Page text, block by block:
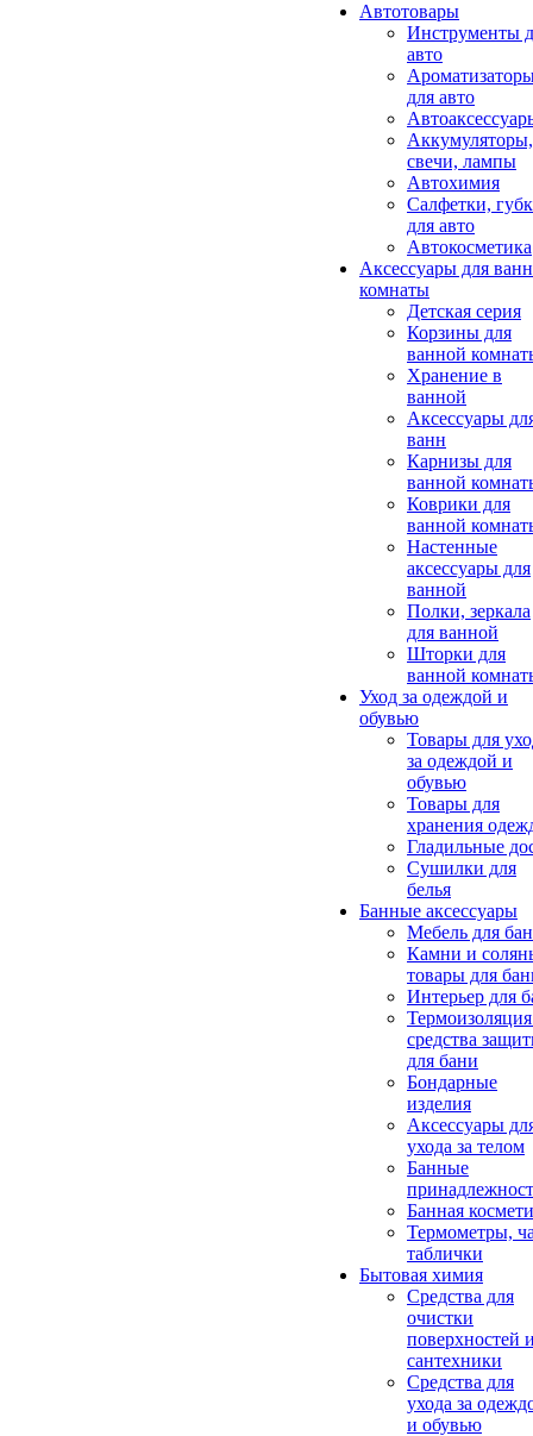
Автотовары
Инструменты
авто
для авто
Аккумуляторы,
свечи, лампы
Автохимия
Салфетки,
для авто
Автокосметика
Аксессуары для
комнаты
Детская серия
Корзины для
ванной
Хранение в
ванной
Аксессуары
ванн
Карнизы для
ванной
Коврики для
ванной
Настенные
аксессуары для
ванной
Полки, зеркала
для ванной
Шторки для
ванной
Уход за одеждой и
обувью
Товары для
за одеждой и
обувью
Товары для
хранения
Гладильные
Сушилки для
белья
Банные аксессуары
Мебель для
Камни и
товары для
Интерьер для
средства
для бани
Бондарные
изделия
Аксеcсуары
ухода за телом
Банные
Банная
Термометры,
таблички
Бытовая химия
Средства для
очистки
поверхностей
сантехники
Средства для
ухода за
и обувью